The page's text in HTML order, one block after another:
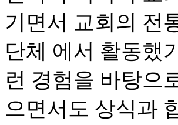
기면서 교회의 전
단체 에서 활동했
런 경험을 바탕으
으면서도 상식과